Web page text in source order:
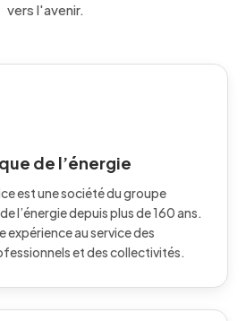
vers l'avenir.
de l’énergie
est une société du groupe
l’énergie depuis plus de 160 ans.
au service des
et des collectivités.